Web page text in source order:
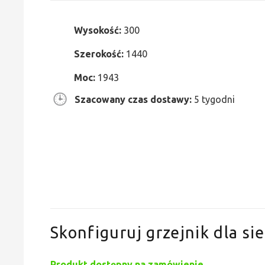
Wysokość: 300
Szerokość: 1440
Moc: 1943
Szacowany czas dostawy: 5 tygodni
Skonfiguruj grzejnik dla